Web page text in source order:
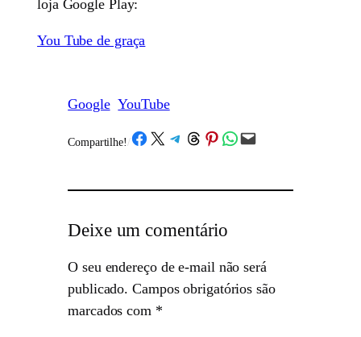
loja Google Play:
You Tube de graça
Google YouTube
Compartilhe!/Share on Facebook
Share on X Share on Telegram
Share on Threads
Share on Pinterest
Share on WhatsApp
Email this Page
Deixe um comentário
O seu endereço de e-mail não será
publicado. Campos obrigatórios são
marcados com *